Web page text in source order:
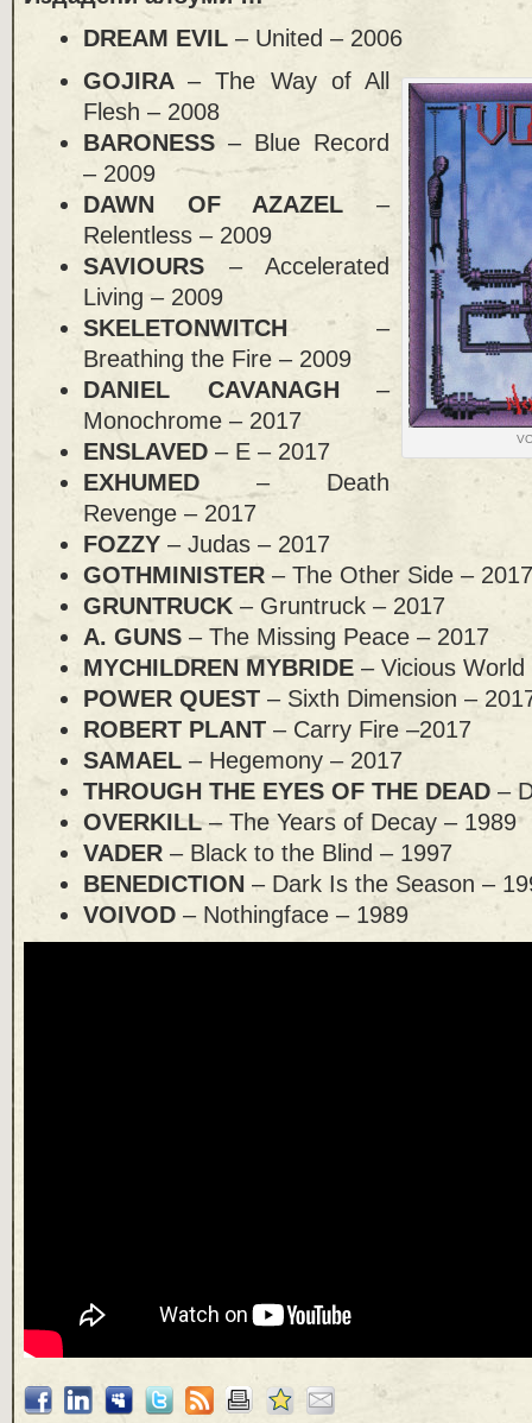
DREAM EVIL – United – 2006
GOJIRA– The Way of All
Flesh – 2008
BARONESS – Blue Record
– 2009
DAWN OF AZAZEL –
Relentless – 2009
SAVIOURS – Accelerated
Living – 2009
SKELETONWITCH –
Breathing the Fire – 2009
DANIEL CAVANAGH –
Monochrome – 2017
ENSLAVED – E – 2017
EXHUMED – Death
Revenge – 2017
FOZZY – Judas – 2017
GOTHMINISTER – The Other Side – 2017
GRUNTRUCK – Gruntruck – 2017
A. GUNS – The Missing Peace – 2017
MYCHILDREN MYBRIDE – Vicious World
POWER QUEST – Sixth Dimension –
ROBERT PLANT – Carry Fire –2017
SAMAEL – Hegemony – 2017
THROUGH THE EYES OF THE DEAD –
OVERKILL– The Years of Decay – 1989
VADER – Black to the Blind – 1997
BENEDICTION – Dark Is the Season –
VOIVOD – Nothingface – 1989